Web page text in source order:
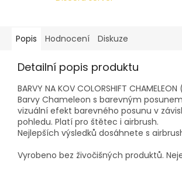
Popis Hodnocení Diskuze
Detailní popis produktu
BARVY NA KOV COLORSHIFT
Barvy Chameleon s barevným
vizuální efekt barevného posunu v
pohledu. Platí pro štětec i airbrush.
Nejlepších výsledků dosáhnete s
Vyrobeno bez živočišných produktů.